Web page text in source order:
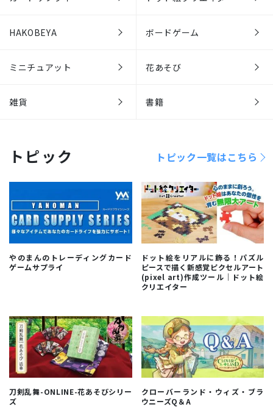
HAKOBEYA ボードゲーム
ミニチュアット 花あそび
雑貨 書籍
トピック トピック一覧はこちら
やのまんのトレーディングカード
ゲームサプライ
ドット絵をリアルに飾る！パズル
ピースで描く新感覚ピクセルアート
(pixel art)作成ツール｜ドット絵
クリエイター
刀剣乱舞-ONLINE-花あそびシリー
ズ
クローバーランド・ウィズ・ブラ
ウニーズQ＆A